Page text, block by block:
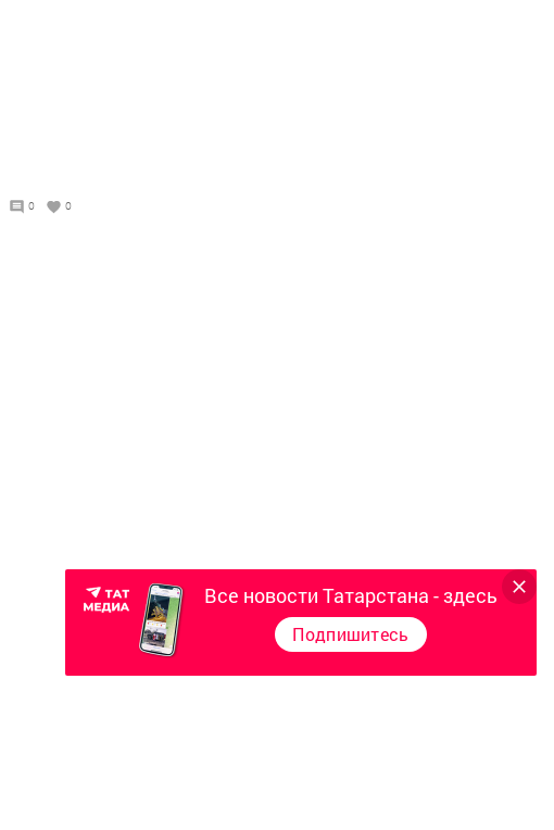
0 0
Все новости Татарстана - здесь
Подпишитесь